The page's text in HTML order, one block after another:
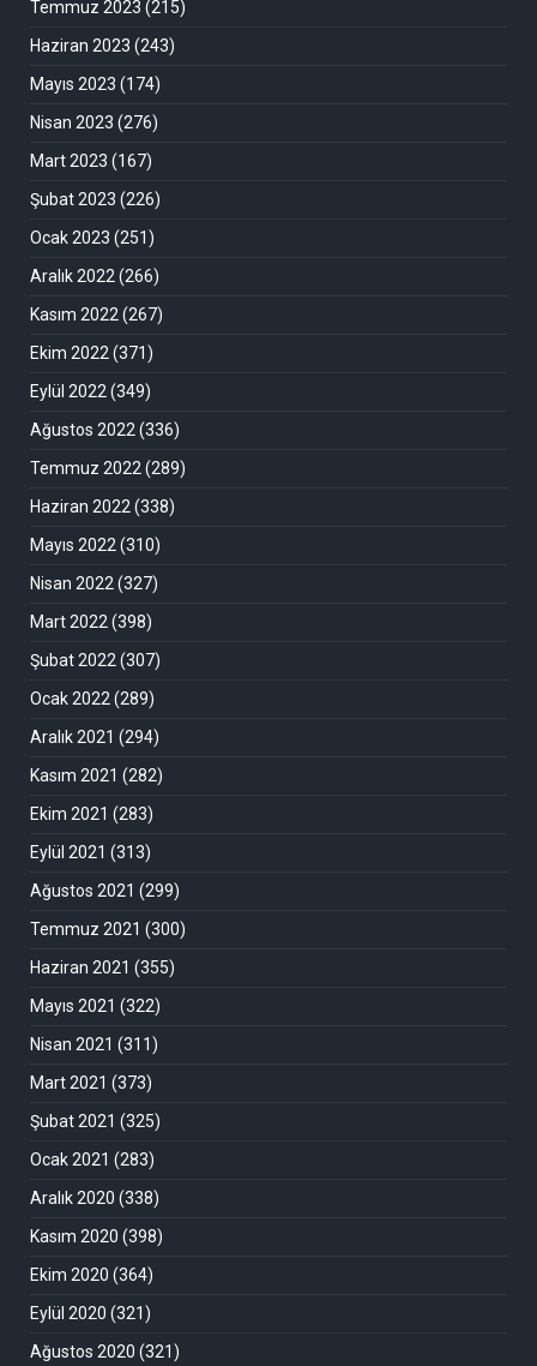
Temmuz 2023 (215)
Haziran 2023 (243)
Mayıs 2023 (174)
Nisan 2023 (276)
Mart 2023 (167)
Şubat 2023 (226)
Ocak 2023 (251)
Aralık 2022 (266)
Kasım 2022 (267)
Ekim 2022 (371)
Eylül 2022 (349)
Ağustos 2022 (336)
Temmuz 2022 (289)
Haziran 2022 (338)
Mayıs 2022 (310)
Nisan 2022 (327)
Mart 2022 (398)
Şubat 2022 (307)
Ocak 2022 (289)
Aralık 2021 (294)
Kasım 2021 (282)
Ekim 2021 (283)
Eylül 2021 (313)
Ağustos 2021 (299)
Temmuz 2021 (300)
Haziran 2021 (355)
Mayıs 2021 (322)
Nisan 2021 (311)
Mart 2021 (373)
Şubat 2021 (325)
Ocak 2021 (283)
Aralık 2020 (338)
Kasım 2020 (398)
Ekim 2020 (364)
Eylül 2020 (321)
Ağustos 2020 (321)